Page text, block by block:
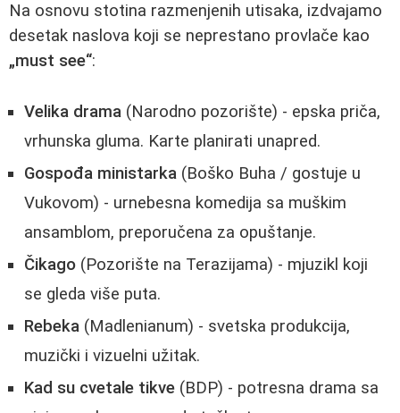
Na osnovu stotina razmenjenih utisaka, izdvajamo
desetak naslova koji se neprestano provlače kao
„must see“:
Velika drama (Narodno pozorište) - epska priča,
vrhunska gluma. Karte planirati unapred.
Gospođa ministarka (Boško Buha / gostuje u
Vukovom) - urnebesna komedija sa muškim
ansamblom, preporučena za opuštanje.
Čikago (Pozorište na Terazijama) - mjuzikl koji
se gleda više puta.
Rebeka (Madlenianum) - svetska produkcija,
muzički i vizuelni užitak.
Kad su cvetale tikve (BDP) - potresna drama sa